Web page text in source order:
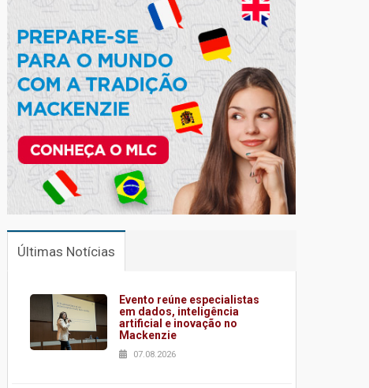
Últimas Notícias
Evento reúne especialistas
em dados, inteligência
artificial e inovação no
Mackenzie
07.08.2026